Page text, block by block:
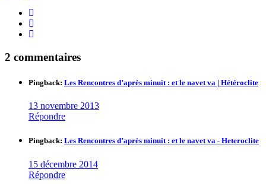
2 commentaires
Pingback: Les Rencontres d’après minuit : et le navet va | Hétéroclite
13 novembre 2013
Répondre
Pingback: Les Rencontres d’après minuit : et le navet va - Heteroclite
15 décembre 2014
Répondre